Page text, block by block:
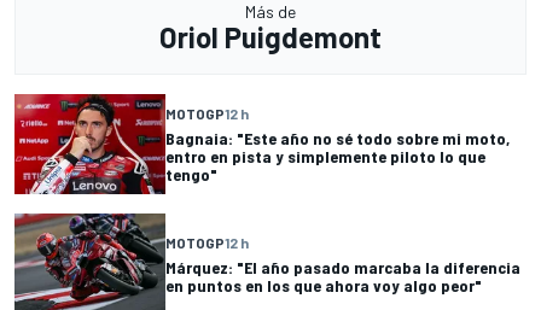
Más de
Oriol Puigdemont
MOTOGP12 h
Bagnaia: "Este año no sé todo sobre mi moto,
entro en pista y simplemente piloto lo que
tengo"
MOTOGP12 h
Márquez: "El año pasado marcaba la diferencia
en puntos en los que ahora voy algo peor"